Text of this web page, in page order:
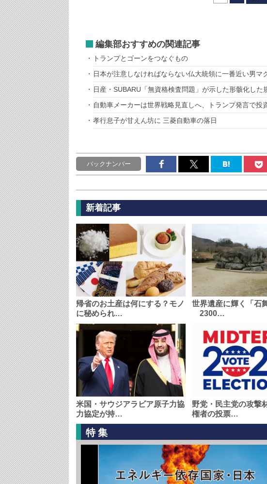
編集部おすすめの関連記事
トランプとゴーンをつなぐもの
日本が注意しなければならない仏大統領に一番近い男マ
日産・SUBARU「無資格検査問題」が示した形骸化した
自動車メーカーは世界戦略見直しへ、トランプ発言で投
孝行息子が甘えん坊に 三菱自動車の落日
バックナンバー
新着記事
帰省のお土産は何にする？モノ
に秘められ…
世界遺産に輝く「石
2300…
米国・サウジアラビア原子力協
力協定が持…
野党・民主党の攻撃
権者の投票…
特集